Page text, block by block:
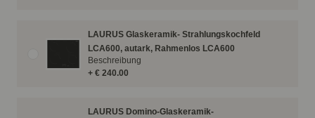
LAURUS Glaskeramik- Strahlungskochfeld
LCA600, autark, Rahmenlos LCA600
+ € 240.00
Beschreibung
LAURUS Domino-Glaskeramik-